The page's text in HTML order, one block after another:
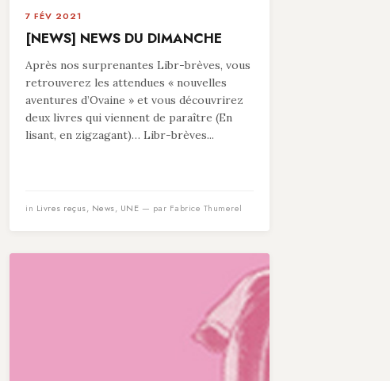
7 FÉV 2021
[NEWS] NEWS DU DIMANCHE
Après nos surprenantes Libr-brèves, vous
retrouverez les attendues « nouvelles
aventures d’Ovaine » et vous découvrirez
deux livres qui viennent de paraître (En
lisant, en zigzagant)… Libr-brèves...
in Livres reçus, News, UNE — par Fabrice Thumerel